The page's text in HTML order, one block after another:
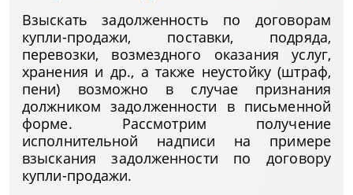
Взыскать задолженность по договорам
купли-продажи, поставки, подряда,
перевозки, возмездного оказания услуг,
хранения и др., а также неустойку (штраф,
пени) возможно в случае признания
должником задолженности в письменной
форме. Рассмотрим получение
исполнительной надписи на примере
взыскания задолженности по договору
купли-продажи.